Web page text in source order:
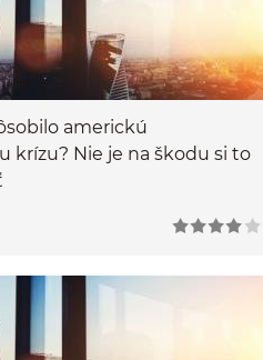
americkú
krízu? Nie je na škodu si to